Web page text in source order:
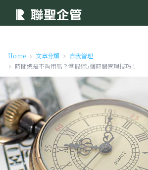
Home 文章分類
自我管理
時間總是不夠用嗎？掌握這5個時間管理技巧！